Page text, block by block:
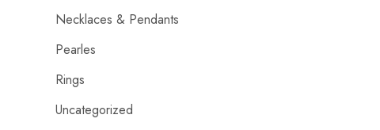
Necklaces & Pendants
Pearles
Rings
Uncategorized